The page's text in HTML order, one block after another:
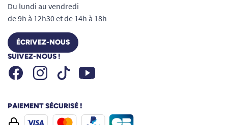
Moteur avec fonction anti-calcaire
Certification CE et protection IPX8
Seau pliable et sac de transport inclus
Idéale pour les soins à domicile et le lavage
des cheveux au lit ou au fauteuil
Du lundi au vendredi
de 9h à 12h30 et de 14h à 18h
ÉCRIVEZ-NOUS
SUIVEZ-NOUS !
FacebookInstagramTiktok Youtube
PAIEMENT SÉCURISÉ !